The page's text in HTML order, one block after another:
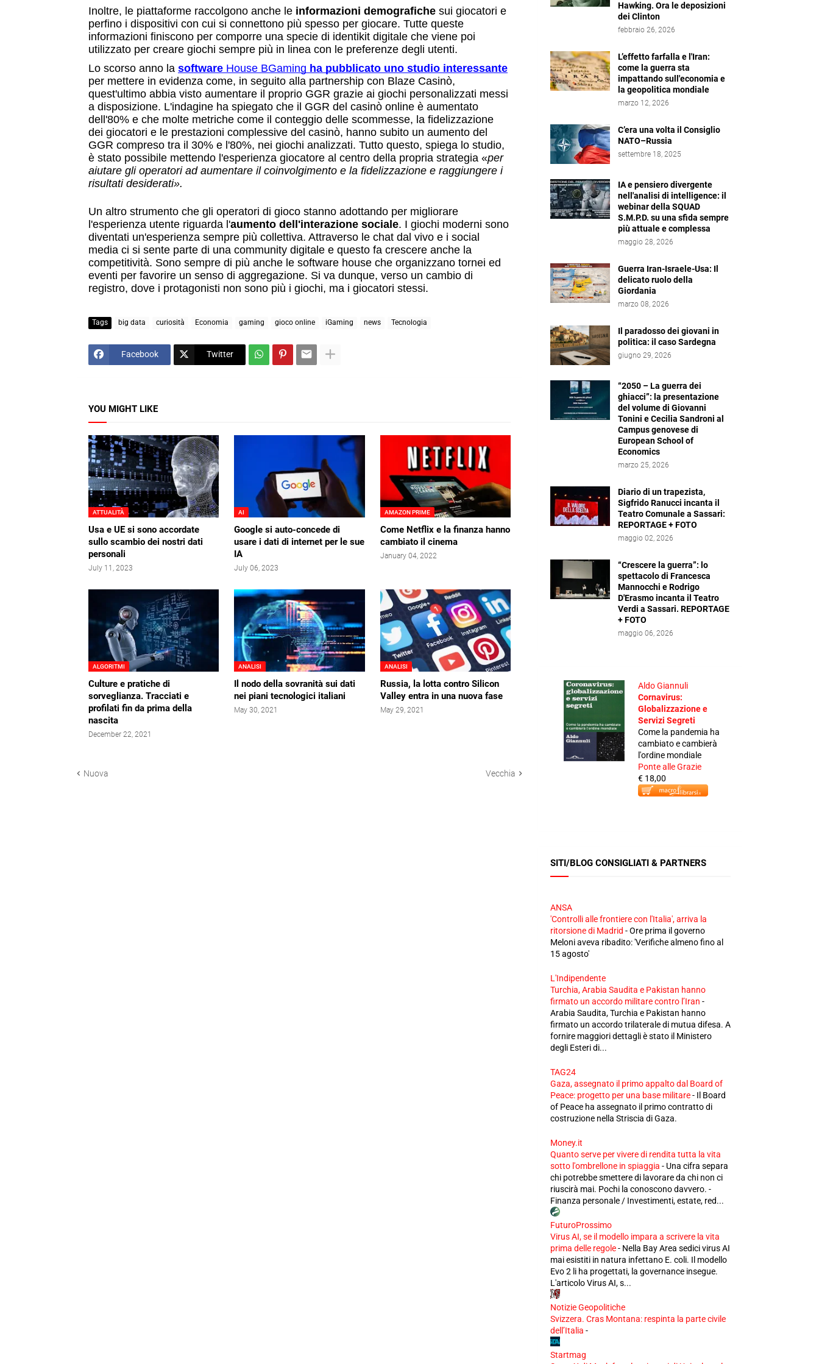
Inoltre, le piattaforme raccolgono anche le informazioni demografiche sui giocatori e
perfino i dispositivi con cui si connettono più spesso per giocare. Tutte queste
informazioni finiscono per comporre una specie di identikit digitale che viene poi
utilizzato per creare giochi sempre più in linea con le preferenze degli utenti.
Lo scorso anno la software House BGaming ha pubblicato uno studio interessante
per mettere in evidenza come, in seguito alla partnership con Blaze Casinò,
quest'ultimo abbia visto aumentare il proprio GGR grazie ai giochi personalizzati messi
a disposizione. L'indagine ha spiegato che il GGR del casinò online è aumentato
dell'80% e che molte metriche come il conteggio delle scommesse, la fidelizzazione
dei giocatori e le prestazioni complessive del casinò, hanno subito un aumento del
GGR compreso tra il 30% e l'80%, nei giochi analizzati. Tutto questo, spiega lo studio,
è stato possibile mettendo l'esperienza giocatore al centro della propria strategia «per
aiutare gli operatori ad aumentare il coinvolgimento e la fidelizzazione e raggiungere i
risultati desiderati».
Un altro strumento che gli operatori di gioco stanno adottando per migliorare
l'esperienza utente riguarda l'aumento dell'interazione sociale. I giochi moderni sono
diventati un'esperienza sempre più collettiva. Attraverso le chat dal vivo e i social
media ci si sente parte di una community digitale e questo fa crescere anche la
competitività. Sono sempre di più anche le software house che organizzano tornei ed
eventi per favorire un senso di aggregazione. Si va dunque, verso un cambio di
registro, dove i protagonisti non sono più i giochi, ma i giocatori stessi.
Tags big data curiosità Economia gaming gioco online iGaming news Tecnologia
Facebook Twitter
YOU MIGHT LIKE
ATTUALITÀ
Usa e UE si sono accordate
sullo scambio dei nostri dati
personali
July 11, 2023
AI
Google si auto-concede di
usare i dati di internet per le sue
IA
July 06, 2023
AMAZON PRIME
Come Netflix e la finanza hanno
cambiato il cinema
January 04, 2022
ALGORITMI
Culture e pratiche di
sorveglianza. Tracciati e
profilati fin da prima della
nascita
December 22, 2021
ANALISI
Il nodo della sovranità sui dati
nei piani tecnologici italiani
May 30, 2021
ANALISI
Russia, la lotta contro Silicon
Valley entra in una nuova fase
May 29, 2021
Nuova Vecchia
Hawking. Ora le deposizioni
dei Clinton
febbraio 26, 2026
L’effetto farfalla e l'Iran:
come la guerra sta
impattando sull'economia e
la geopolitica mondiale
marzo 12, 2026
C’era una volta il Consiglio
NATO–Russia
settembre 18, 2025
IA e pensiero divergente
nell'analisi di intelligence: il
webinar della SQUAD
S.M.P.D. su una sfida sempre
più attuale e complessa
maggio 28, 2026
Guerra Iran-Israele-Usa: Il
delicato ruolo della
Giordania
marzo 08, 2026
Il paradosso dei giovani in
politica: il caso Sardegna
giugno 29, 2026
“2050 – La guerra dei
ghiacci”: la presentazione
del volume di Giovanni
Tonini e Cecilia Sandroni al
Campus genovese di
European School of
Economics
marzo 25, 2026
Diario di un trapezista,
Sigfrido Ranucci incanta il
Teatro Comunale a Sassari:
REPORTAGE + FOTO
maggio 02, 2026
“Crescere la guerra”: lo
spettacolo di Francesca
Mannocchi e Rodrigo
D'Erasmo incanta il Teatro
Verdi a Sassari. REPORTAGE
+ FOTO
maggio 06, 2026
Aldo Giannuli
Cornavirus:
Globalizzazione e
Servizi Segreti
Come la pandemia ha
cambiato e cambierà
l'ordine mondiale
Ponte alle Grazie
€ 18,00
SITI/BLOG CONSIGLIATI & PARTNERS
ANSA
'Controlli alle frontiere con l'Italia', arriva la
ritorsione di Madrid -Ore prima il governo
Meloni aveva ribadito: 'Verifiche almeno fino al
15 agosto'
L'Indipendente
Turchia, Arabia Saudita e Pakistan hanno
firmato un accordo militare contro l’Iran -
Arabia Saudita, Turchia e Pakistan hanno
firmato un accordo trilaterale di mutua difesa. A
fornire maggiori dettagli è stato il Ministero
degli Esteri di...
TAG24
Gaza, assegnato il primo appalto dal Board of
Peace: progetto per una base militare- Il Board
of Peace ha assegnato il primo contratto di
costruzione nella Striscia di Gaza.
Money.it
Quanto serve per vivere di rendita tutta la vita
sotto l'ombrellone in spiaggia - Una cifra separa
chi potrebbe smettere di lavorare da chi non ci
riuscirà mai. Pochi la conoscono davvero. -
Finanza personale / Investimenti, estate, red...
FuturoProssimo
Virus AI, se il modello impara a scrivere la vita
prima delle regole- Nella Bay Area sedici virus AI
mai esistiti in natura infettano E. coli. Il modello
Evo 2 li ha progettati, la governance insegue.
L'articolo Virus AI, s...
Notizie Geopolitiche
Svizzera. Cras Montana: respinta la parte civile
dell’Italia -
Startmag